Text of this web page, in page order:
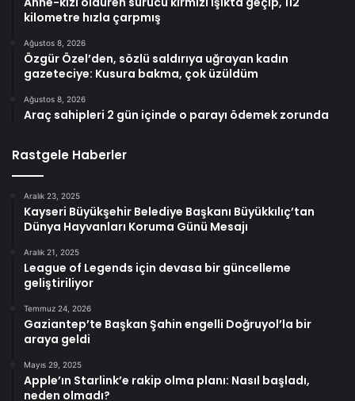
kilometre hızla çarpmış
Ağustos 8, 2026
Özgür Özel’den, sözlü saldırıya uğrayan kadın
gazeteciye: Kusura bakma, çok üzüldüm
Ağustos 8, 2026
Araç sahipleri 2 gün içinde o parayı ödemek zorunda
Rastgele Haberler
Aralık 23, 2025
Kayseri Büyükşehir Belediye Başkanı Büyükkılıç’tan
Dünya Hayvanları Koruma Günü Mesajı
Aralık 21, 2025
League of Legends için devasa bir güncelleme
geliştiriliyor
Temmuz 24, 2026
Gaziantep’te Başkan Şahin engelli Doğruyol’la bir
araya geldi
Mayıs 29, 2025
Apple’ın Starlink’e rakip olma planı: Nasıl başladı,
neden olmadı?